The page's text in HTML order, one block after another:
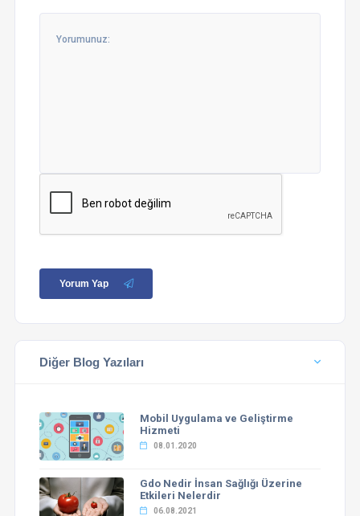
Yorum Yap
Diğer Blog Yazıları
Mobil Uygulama ve Geliştirme
Hizmeti
08.01.2020
Gdo Nedir İnsan Sağlığı Üzerine
Etkileri Nelerdir
06.08.2021